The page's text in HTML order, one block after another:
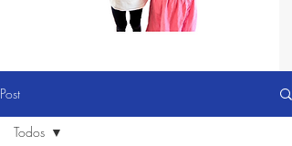
Post
Todos